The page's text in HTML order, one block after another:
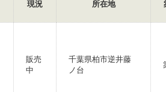
現況 所在地
販売
中
千葉県柏市逆井藤
ノ台